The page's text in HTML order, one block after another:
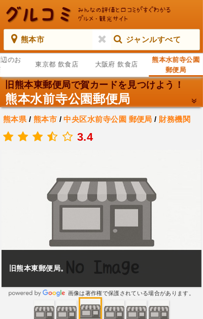
熊本市 ジャンルすべて
のお
東京都 飲食店 大阪府 飲食店
熊本水前寺公園
郵便局
旧熊本東郵便局で賀カードを見つけよう！
熊本水前寺公園郵便局
熊本県 / 熊本市 /中央区水前寺公園 郵便局 / 財務機関
3.4
旧熊本東郵便局。
画像は著作権で保護されている場合があります。